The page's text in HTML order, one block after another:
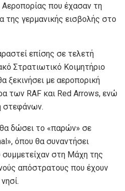
που έχασαν τη
της γερμανικής εισβολής στο
επίσης σε τελετή
Στρατιωτικό Κοιμητήριο
ξεκινήσει με αεροπορική
των RAF και Red Arrows, ενώ
στεφάνων.
δώσει το «παρών» σε
όπου θα συναντήσει
στη Μάχη της
απόστρατους που έχουν